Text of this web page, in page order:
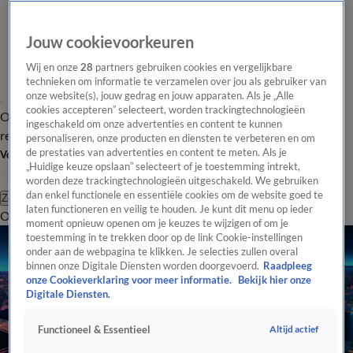
Overzicht Laatste nieuws Regionieuws Het beste van Hart
Tip de
redactie
Volg Hart van Nederland
Zoeken
OverzichtRegioUitzendingenWeerTip de redactiePanelVideo's
Jouw cookievoorkeuren
Wij en onze28 partners gebruiken cookies en vergelijkbare
technieken om informatie te verzamelen over jou als gebruiker van
onze website(s), jouw gedrag en jouw apparaten. Als je „Alle
cookies accepteren” selecteert, worden trackingtechnologieën
ingeschakeld om onze advertenties en content te kunnen
personaliseren, onze producten en diensten te verbeteren en om
de prestaties van advertenties en content te meten. Als je
„Huidige keuze opslaan” selecteert of je toestemming intrekt,
worden deze trackingtechnologieën uitgeschakeld. We gebruiken
dan enkel functionele en essentiële cookies om de website goed te
laten functioneren en veilig te houden. Je kunt dit menu op ieder
moment opnieuw openen om je keuzes te wijzigen of om je
toestemming in te trekken door op de link Cookie-instellingen
onder aan de webpagina te klikken. Je selecties zullen overal
binnen onze Digitale Diensten worden doorgevoerd. Raadpleeg
onze Cookieverklaring voor meer informatie.
Bekijk hier onze
Digitale Diensten.
Functioneel & Essentieel Altijd actief